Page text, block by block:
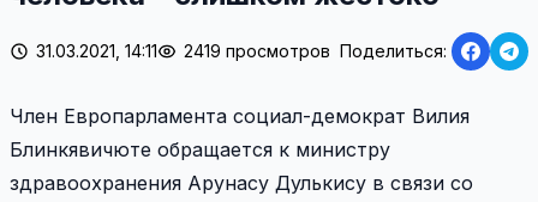
31.03.2021, 14:11 2419 просмотров Поделиться:
Член Европарламента социал-демократ Вилия
Блинкявичюте обращается к министру
здравоохранения Арунасу Дулькису в связи со